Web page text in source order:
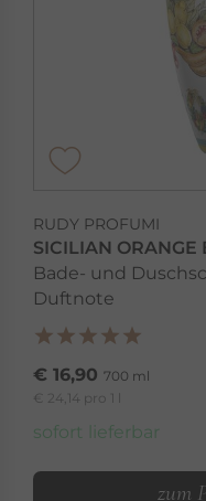
RUDY PROFUMI
SICILIAN ORANGE
Bade- und
Duftnote
€ 16,90 700 ml
€ 24,14 pro 1 l
sofort lieferbar
zum